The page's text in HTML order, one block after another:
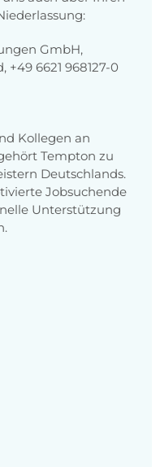
GmbH,
+49 6621 968127-0
Kollegen an
Tempton zu
Deutschlands.
Jobsuchende
Unterstützung